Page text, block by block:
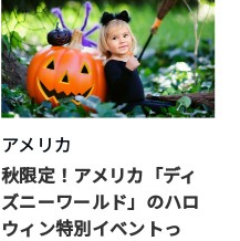
アメリカ
秋限定！アメリカ「ディ
ズニーワールド」のハロ
ウィン特別イベントっ